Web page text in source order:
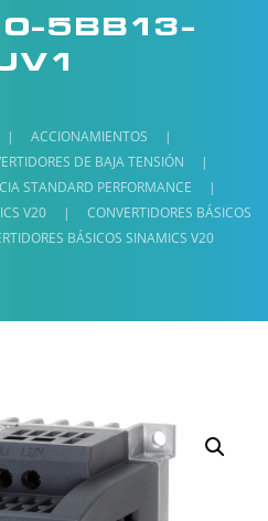
5BB13-
| ACCIONAMIENTOS
|
DE BAJA TENSIÓN
|
STANDARD PERFORMANCE
|
V20
|
CONVERTIDORES BÁSICOS
BÁSICOS SINAMICS V20